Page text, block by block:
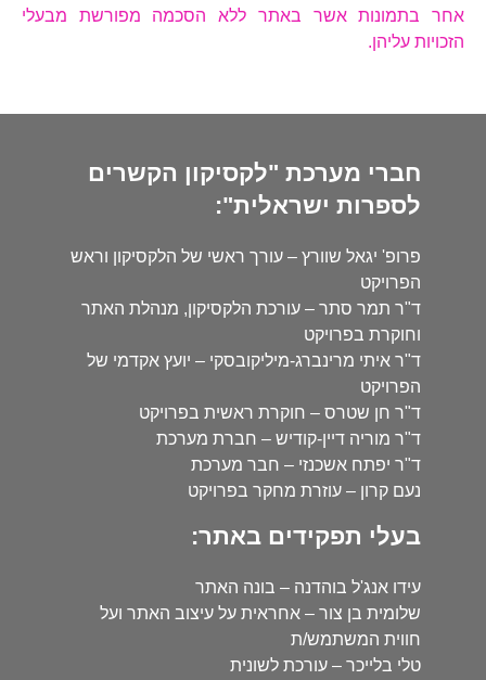
אחר בתמונות אשר באתר ללא הסכמה מפורשת מבעלי
הזכויות עליהן.
חברי מערכת "לקסיקון הקשרים
לספרות ישראלית":
פרופ' יגאל שוורץ – עורך ראשי של הלקסיקון וראש
הפרויקט
ד"ר תמר סתר – עורכת הלקסיקון, מנהלת האתר
וחוקרת בפרויקט
ד"ר איתי מרינברג-מיליקובסקי – יועץ אקדמי של
הפרויקט
ד"ר חן שטרס – חוקרת ראשית בפרויקט
ד"ר מוריה דיין-קודיש – חברת מערכת
ד"ר יפתח אשכנזי – חבר מערכת
נעם קרון – עוזרת מחקר בפרויקט
בעלי תפקידים באתר:
עידו אנג'ל בוהדנה – בונה האתר
שלומית בן צור – אחראית על עיצוב האתר ועל
חווית המשתמש/ת
טלי בלייכר – עורכת לשונית